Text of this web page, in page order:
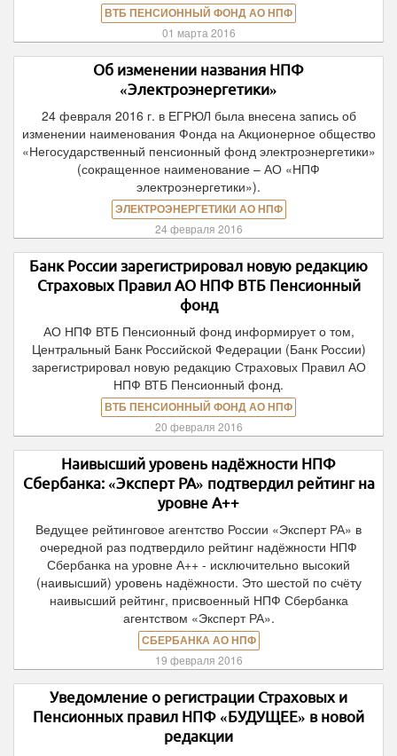
ВТБ ПЕНСИОННЫЙ ФОНД АО НПФ
01 марта 2016
Об изменении названия НПФ
«Электроэнергетики»
24 февраля 2016 г. в ЕГРЮЛ была внесена запись об
изменении наименования Фонда на Акционерное общество
«Негосударственный пенсионный фонд электроэнергетики»
(сокращенное наименование – АО «НПФ
электроэнергетики»).
ЭЛЕКТРОЭНЕРГЕТИКИ АО НПФ
24 февраля 2016
Банк России зарегистрировал новую редакцию
Страховых Правил АО НПФ ВТБ Пенсионный
фонд
АО НПФ ВТБ Пенсионный фонд информирует о том,
Центральный Банк Российской Федерации (Банк России)
зарегистрировал новую редакцию Страховых Правил АО
НПФ ВТБ Пенсионный фонд.
ВТБ ПЕНСИОННЫЙ ФОНД АО НПФ
20 февраля 2016
Наивысший уровень надёжности НПФ
Сбербанка: «Эксперт РА» подтвердил рейтинг на
уровне А++
Ведущее рейтинговое агентство России «Эксперт РА» в
очередной раз подтвердило рейтинг надёжности НПФ
Сбербанка на уровне А++ - исключительно высокий
(наивысший) уровень надёжности. Это шестой по счёту
наивысший рейтинг, присвоенный НПФ Сбербанка
агентством «Эксперт РА».
СБЕРБАНКА АО НПФ
19 февраля 2016
Уведомление о регистрации Страховых и
Пенсионных правил НПФ «БУДУЩЕЕ» в новой
редакции